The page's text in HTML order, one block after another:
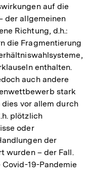
auf die
der allgemeinen
Richtung, d.h.:
die Fragmentierung
enthalten.
auch andere
stark
vor allem durch
plötzlich
oder
der
wurden – der Fall.
19-Pandemie